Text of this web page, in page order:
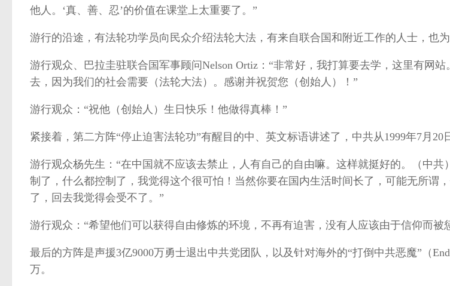
他人。‘真、善、忍’的价值在课堂上太重要了。”
游行的沿途，有法轮功学员向民众介绍法轮大法，有来自联合国和附近工作的人士，也为
游行观众、巴拉圭驻联合国军事顾问Nelson Ortiz：“非常好，我打算要去学，这里有网
去，因为我们的社会需要（法轮大法）。感谢并祝贺您（创始人）！”
游行观众：“祝他（创始人）生日快乐！他做得真棒！”
紧接着，第二方阵“停止迫害法轮功”有醒目的中、英文标语讲述了，中共从1999年7月20
游行观众杨先生：“在中国就不应该去禁止，人有自己的自由嘛。这样就挺好的。（中共
制了，什么都控制了，我觉得这个很可怕！当然你要在国内生活时间长了，可能无所谓
了，回去我觉得会受不了。”
游行观众：“希望他们可以获得自由修炼的环境，不再有迫害，没有人应该由于信仰而被
最后的方阵是声援3亿9000万勇士退出中共党团队，以及针对海外的“打倒中共恶魔”（
万。